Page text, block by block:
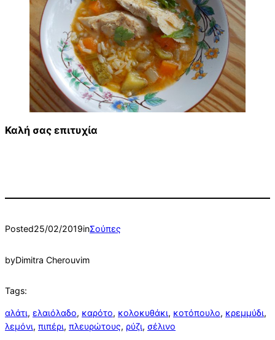
Καλή σας επιτυχία
Posted25/02/2019inΣούπες
byDimitra Cherouvim
Tags:
αλάτι, ελαιόλαδο, καρότο, κολοκυθάκι, κοτόπουλο, κρεμμύδι
λεμόνι, πιπέρι, πλευρώτους, ρύζι, σέλινο